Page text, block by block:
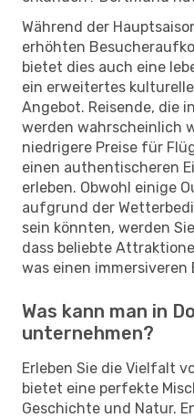
Während der
erhöhten
bietet dies auch eine
ein erweitertes
Angebot. Reisende, die
werden wahrscheinlich
niedrigere Preise für
einen authentischeren
erleben. Obwohl einige
aufgrund der
sein könnten, werden
dass beliebte
was einen
Was kann man in
unternehmen?
Erleben Sie die Vielfalt
bietet eine perfekte
Geschichte und Natur.